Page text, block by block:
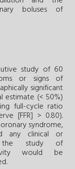
boluses of
study of 60
or signs of
significant
estimate (< 50%)
full-cycle ratio
[FFR] > 0.80).
syndrome,
any clinical or
the study of
would be